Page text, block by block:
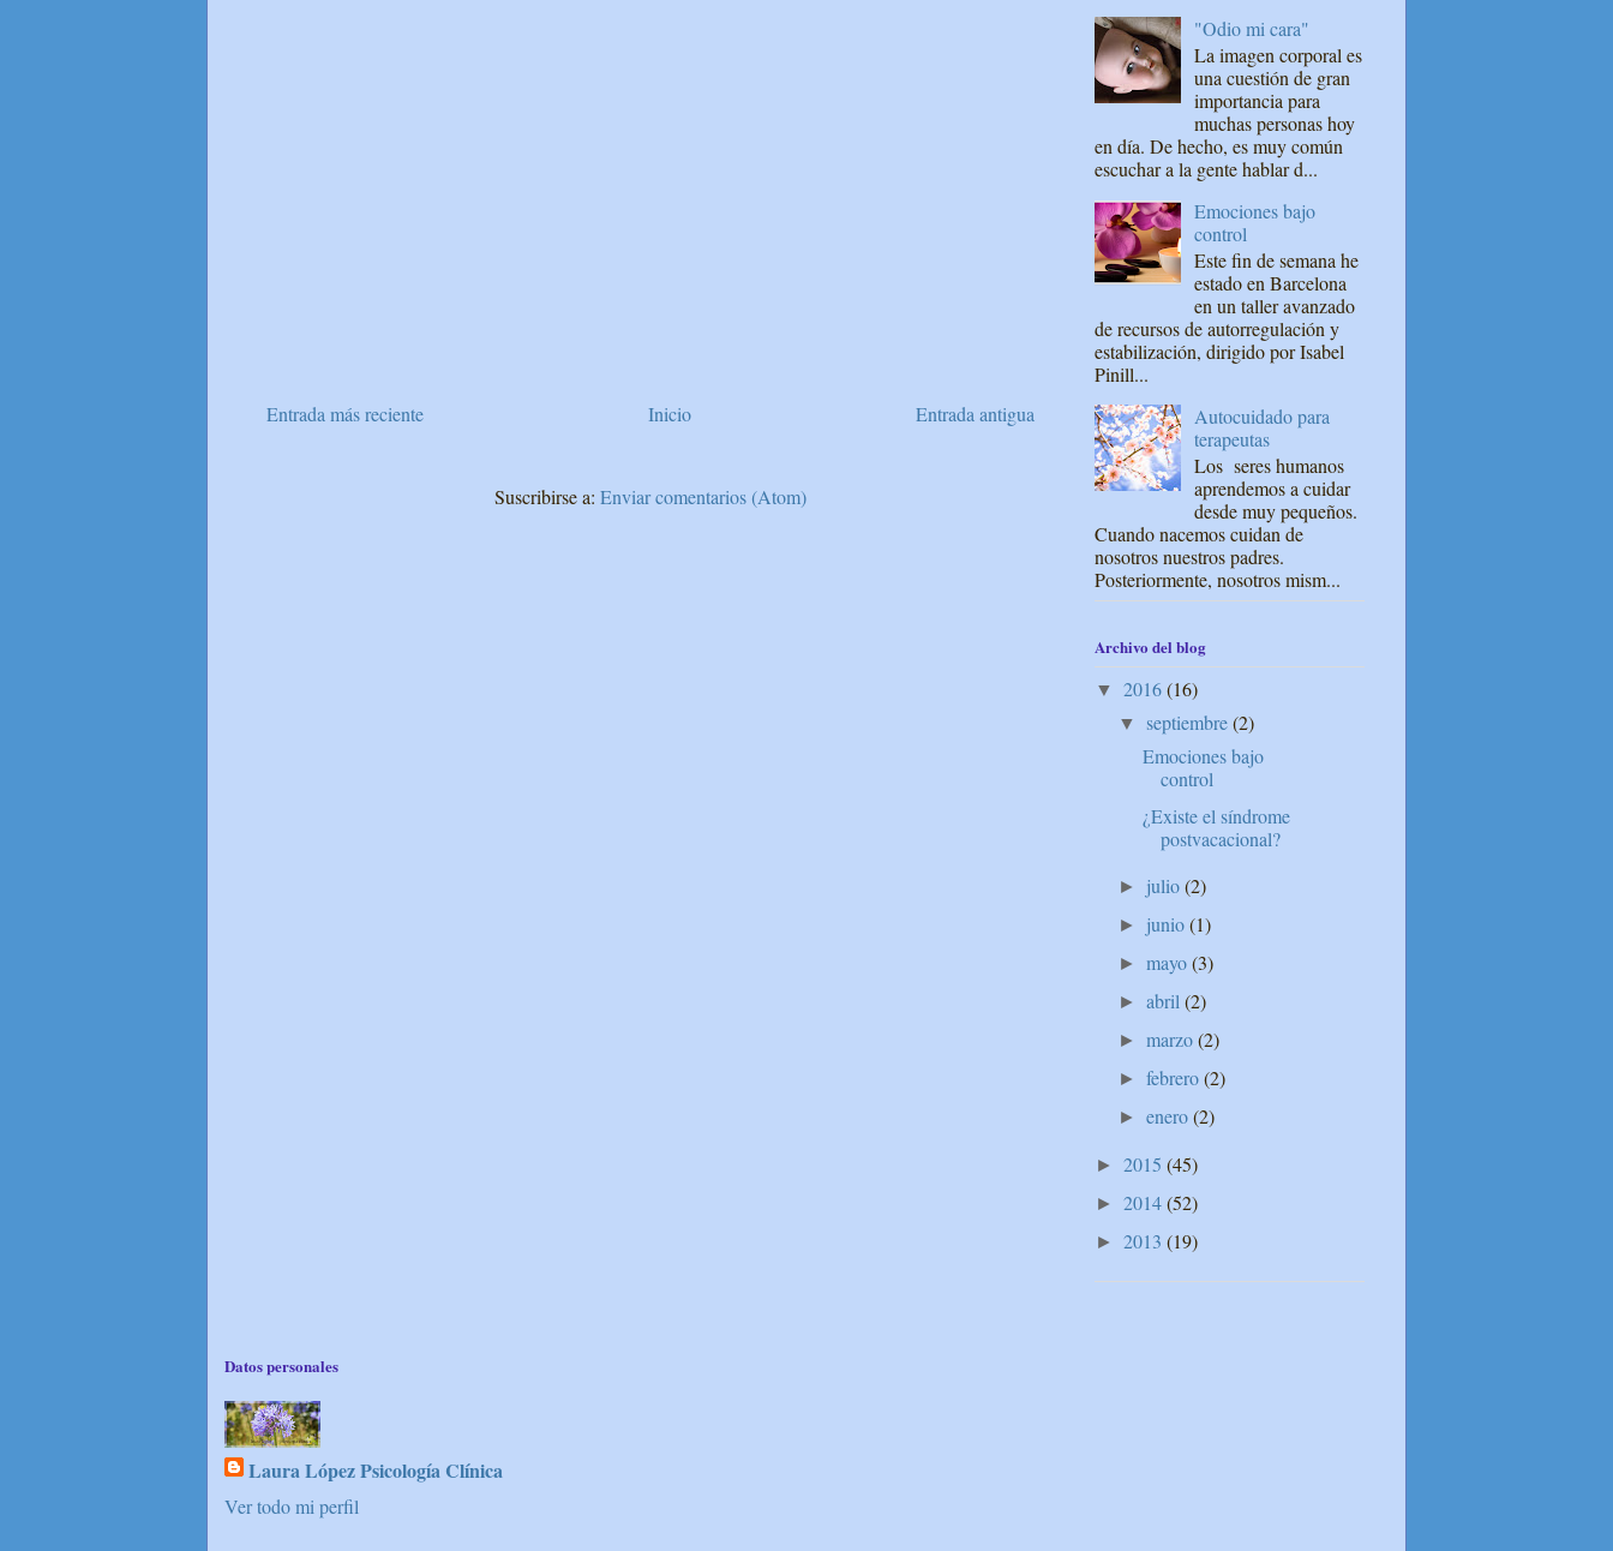
Entrada más reciente Entrada antigua
Inicio
Suscribirse a: Enviar comentarios (Atom)
"Odio mi cara"
La imagen corporal es
una cuestión de gran
importancia para
muchas personas hoy
en día. De hecho, es muy común
escuchar a la gente hablar d...
Emociones bajo
control
Este fin de semana he
estado en Barcelona
en un taller avanzado
de recursos de autorregulación y
estabilización, dirigido por Isabel
Pinill...
Autocuidado para
terapeutas
Los seres humanos
aprendemos a cuidar
desde muy pequeños.
Cuando nacemos cuidan de
nosotros nuestros padres.
Posteriormente, nosotros mism...
Archivo del blog
▼ 2016(16)
▼ septiembre(2)
Emociones bajo
control
¿Existe el síndrome
postvacacional?
► julio(2)
► junio(1)
►mayo(3)
►abril(2)
►marzo(2)
►febrero(2)
►enero(2)
► 2015 (45)
► 2014(52)
► 2013 (19)
Datos personales
Laura López Psicología Clínica
Ver todo mi perfil